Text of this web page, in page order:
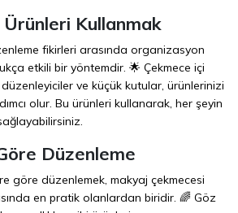
Kullanmak
fikirleri arasında organizasyon
etkili bir yöntemdir. 🌟 Çekmece içi
ve küçük kutular, ürünlerinizi
olur. Bu ürünleri kullanarak, her şeyin
Düzenleme
göre düzenlemek, makyaj çekmecesi
en pratik olanlardan biridir. 🌈 Göz